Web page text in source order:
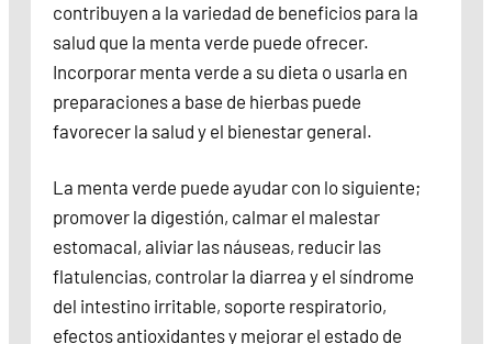
contribuyen a la variedad de beneficios para la
salud que la menta verde puede ofrecer.
Incorporar menta verde a su dieta o usarla en
preparaciones a base de hierbas puede
favorecer la salud y el bienestar general.
La menta verde puede ayudar con lo siguiente;
promover la digestión, calmar el malestar
estomacal, aliviar las náuseas, reducir las
flatulencias, controlar la diarrea y el síndrome
del intestino irritable, soporte respiratorio,
efectos antioxidantes y mejorar el estado de